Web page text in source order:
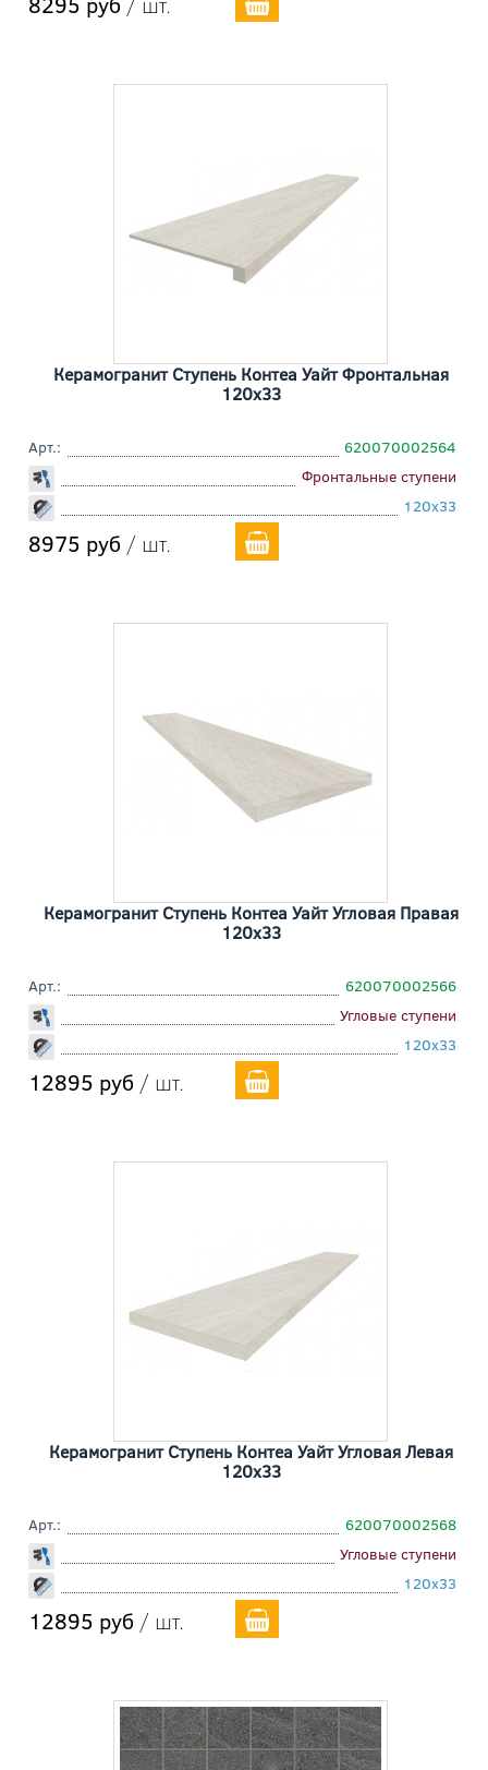
Керамогранит Ступень Контеа Уайт Фронтальная
120x33
Арт.:
620070002564
Фронтальные ступени
120x33
8975 руб / шт.
Керамогранит Ступень Контеа Уайт Угловая Правая
120x33
Арт.:
620070002566
Угловые ступени
120x33
12895 руб / шт.
Керамогранит Ступень Контеа Уайт Угловая Левая
120x33
Арт.:
620070002568
Угловые ступени
120x33
12895 руб / шт.